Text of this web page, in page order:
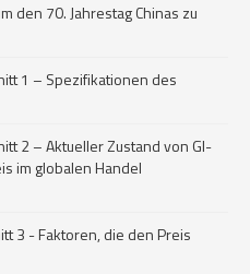
den 70. Jahrestag Chinas zu
1 – Spezifikationen des
2 – Aktueller Zustand von GI-
im globalen Handel
3 - Faktoren, die den Preis